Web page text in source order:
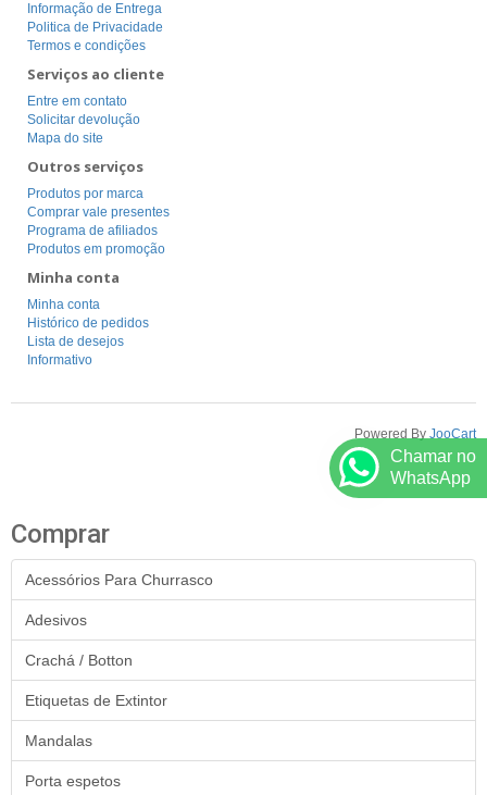
Informação de Entrega
Politica de Privacidade
Termos e condições
Serviços ao cliente
Entre em contato
Solicitar devolução
Mapa do site
Outros serviços
Produtos por marca
Comprar vale presentes
Programa de afiliados
Produtos em promoção
Minha conta
Minha conta
Histórico de pedidos
Lista de desejos
Informativo
Powered By JooCart
Comprar
Acessórios Para Churrasco
Adesivos
Crachá / Botton
Etiquetas de Extintor
Mandalas
Porta espetos
Chamar no
WhatsApp